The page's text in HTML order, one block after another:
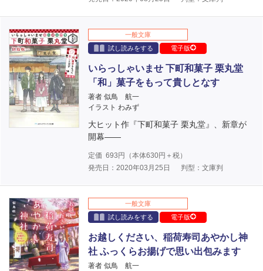
一般文庫
試し読みをする
電子版
いらっしゃいませ 下町和菓子 栗丸堂
「和」菓子をもって貴しとなす
著者 似鳥 航一
イラスト わみず
大ヒット作『下町和菓子 栗丸堂』、新章が
開幕――
定価 693 円（本体630円＋税）
発売日：2020年03月25日
判型：文庫判
一般文庫
試し読みをする
電子版
お越しください、稲荷寿司あやかし神
社 ふっくらお揚げで思い出包みます
著者 似鳥 航一